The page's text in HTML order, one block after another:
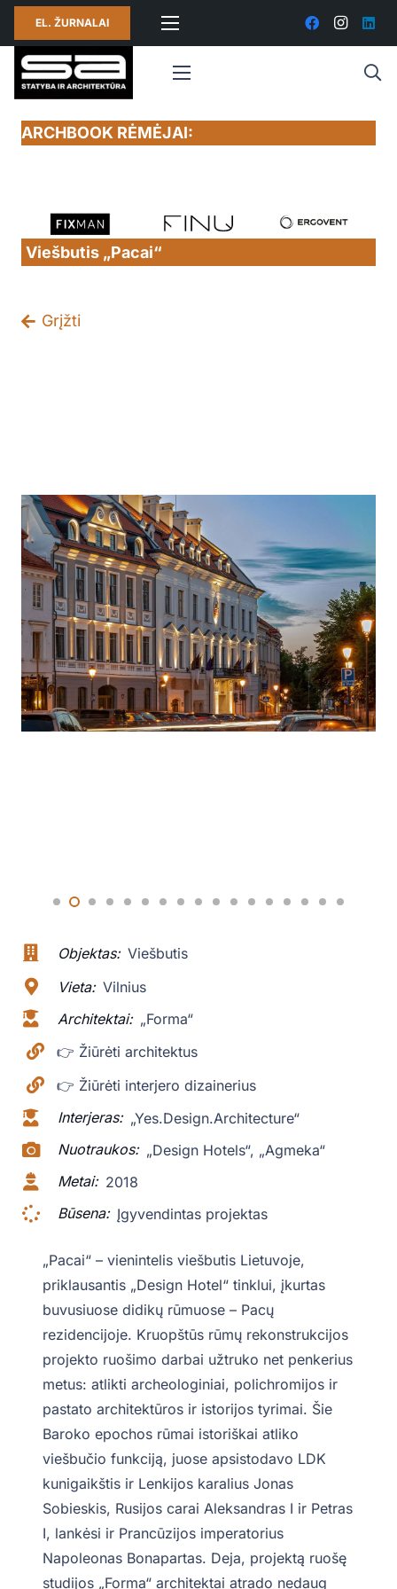
EL. ŽURNALAI
ARCHBOOK RĖMĖJAI:
Viešbutis „Pacai“
Grįžti
Objektas: Viešbutis
Vieta: Vilnius
Architektai: „Forma“
👉 Žiūrėti architektus
👉 Žiūrėti interjero dizainerius
Interjeras: „Yes.Design.Architecture“
Nuotraukos: „Design Hotels“, „Agmeka“
Metai: 2018
Būsena: Įgyvendintas projektas
„Pacai“ – vienintelis viešbutis Lietuvoje,
priklausantis „Design Hotel“ tinklui, įkurtas
buvusiuose didikų rūmuose – Pacų
rezidencijoje. Kruopštūs rūmų rekonstrukcijos
projekto ruošimo darbai užtruko net penkerius
metus: atlikti archeologiniai, polichromijos ir
pastato architektūros ir istorijos tyrimai. Šie
Baroko epochos rūmai istoriškai atliko
viešbučio funkciją, juose apsistodavo LDK
kunigaikštis ir Lenkijos karalius Jonas
Sobieskis, Rusijos carai Aleksandras I ir Petras
I, lankėsi ir Prancūzijos imperatorius
Napoleonas Bonapartas. Deja, projektą ruošę
studijos „Forma“ architektai atrado nedaug